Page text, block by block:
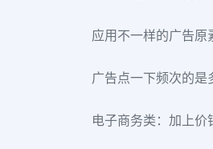
应用不一样的广告原
广告点一下频次的是
电子商务类：加上价